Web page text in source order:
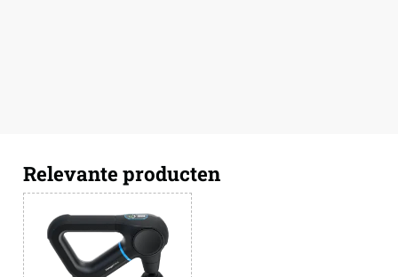
Relevante producten